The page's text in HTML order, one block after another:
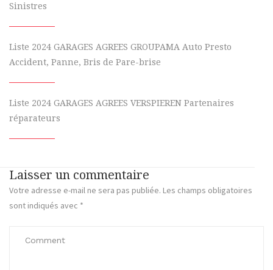
Sinistres
Liste 2024 GARAGES AGREES GROUPAMA Auto Presto
Accident, Panne, Bris de Pare-brise
Liste 2024 GARAGES AGREES VERSPIEREN Partenaires
réparateurs
Laisser un commentaire
Votre adresse e-mail ne sera pas publiée. Les champs obligatoires
sont indiqués avec *